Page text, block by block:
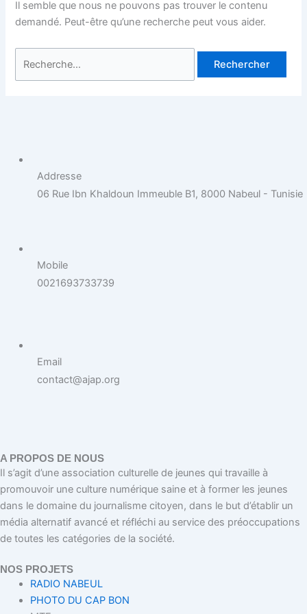
Il semble que nous ne pouvons pas trouver le contenu
demandé. Peut-être qu’une recherche peut vous aider.
Addresse
06 Rue Ibn Khaldoun Immeuble B1, 8000 Nabeul - Tunisie
Mobile
0021693733739
Email
contact@ajap.org
A PROPOS DE NOUS
Il s’agit d’une association culturelle de jeunes qui travaille à
promouvoir une culture numérique saine et à former les jeunes
dans le domaine du journalisme citoyen, dans le but d’établir un
média alternatif avancé et réfléchi au service des préoccupations
de toutes les catégories de la société.
NOS PROJETS
RADIO NABEUL
PHOTO DU CAP BON